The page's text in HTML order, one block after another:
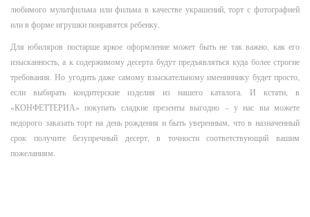
любимого мультфильма или фильма в качестве украшений, торт с фотографией
или в форме игрушки понравятся ребенку.
Для юбиляров постарше яркое оформление может быть не так важно, как его
изысканность, а к содержимому десерта будут предъявляться куда более строгие
требования. Но угодить даже самому взыскательному имениннику будет просто,
если выбирать кондитерские изделия из нашего каталога. И кстати, в
«КОНФЕТТЕРИА» покупать сладкие презенты выгодно – у нас вы можете
недорого заказать торт на день рождения и быть уверенным, что в назначенный
срок получите безупречный десерт, в точности соответствующий вашим
пожеланиям.